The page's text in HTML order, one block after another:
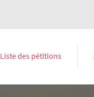
Liste des pétitions